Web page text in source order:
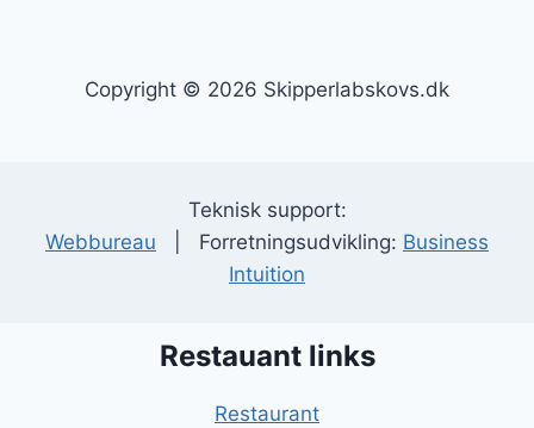
Copyright © 2026 Skipperlabskovs.dk
Teknisk support:
Webbureau | Forretningsudvikling: Business
Intuition
Restauant links
Restaurant